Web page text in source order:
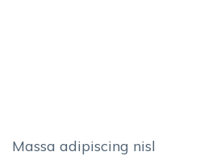
Massa adipiscing nisl